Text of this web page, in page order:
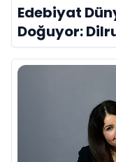
Edebiyat
Doğuyor:
Evreni